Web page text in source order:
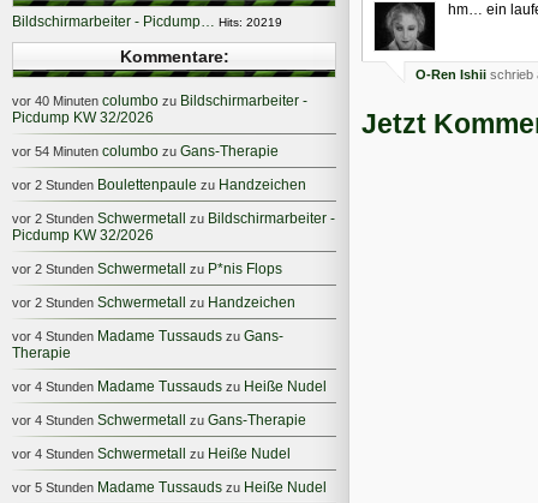
hm… ein
O-Ren Ishii schrieb
Jetzt
Bildschirmarbeiter - Picdump… Hits: 20219
Kommentare:
vor 40 Minuten columbo zu Bildschirmarbeiter -
Picdump KW 32/2026
vor 54 Minuten columbo zu Gans-Therapie
vor 2 Stunden Boulettenpaule zu Handzeichen
vor 2 Stunden Schwermetall zu Bildschirmarbeiter -
Picdump KW 32/2026
vor 2 Stunden Schwermetall zu P*nis Flops
vor 2 Stunden Schwermetall zu Handzeichen
vor 4 Stunden Madame Tussauds zu Gans-
Therapie
vor 4 Stunden Madame Tussauds zu Heiße Nudel
vor 4 Stunden Schwermetall zu Gans-Therapie
vor 4 Stunden Schwermetall zu Heiße Nudel
vor 5 Stunden Madame Tussauds zu Heiße Nudel